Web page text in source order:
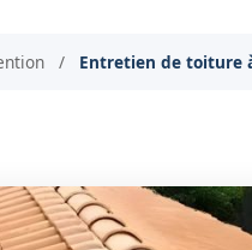
/ Entretien de toiture